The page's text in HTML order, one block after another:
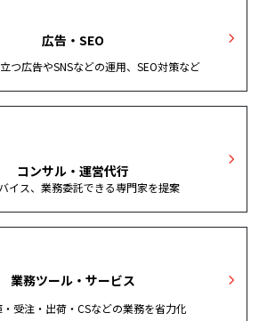
広告・SEO
つ広告やSNSなどの運用、SEO対策など
コンサル・運営代行
イス、業務委託できる専門家を提案
業務ツール・サービス
受注・出荷・CSなどの業務を省力化